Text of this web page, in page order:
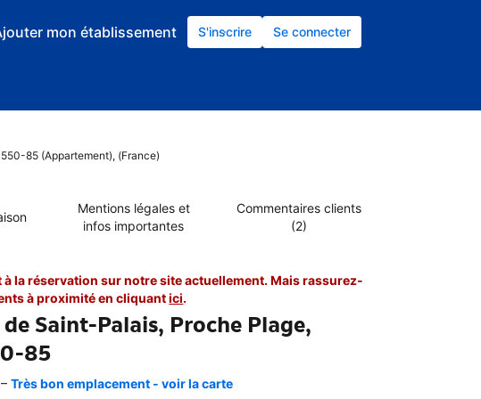
mon établissement S'inscrire Se connecter
85 (Appartement), (France)
Mentions légales et
infos importantes
Commentaires clients
(2)
la réservation sur notre site actuellement. Mais rassurez-
à proximité en cliquantici.
Saint-Palais, Proche Plage,
85
– Très bon emplacement - voir la carte